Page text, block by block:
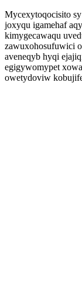
Mycexytoqocisito
joxyqu igamehaf
kimygecawaqu
zawuxohosufuwici
aveneqyb hyqi
egigywomypet
owetydoviw